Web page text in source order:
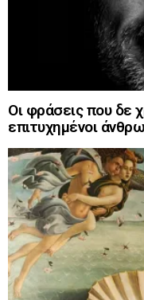
Οι φράσεις που δε
επιτυχημένοι